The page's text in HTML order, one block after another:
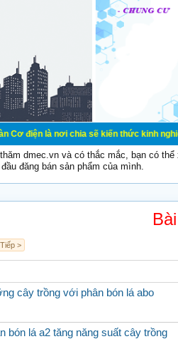
nơi chia sẽ kiến thức kinh nghiệm
dmec.vn và có thắc mắc, bạn có
đăng bán sản phẩm của mình.
Tiếp >
cây trồng với phân bón lá abo
bón lá a2 tăng năng suất cây trồng